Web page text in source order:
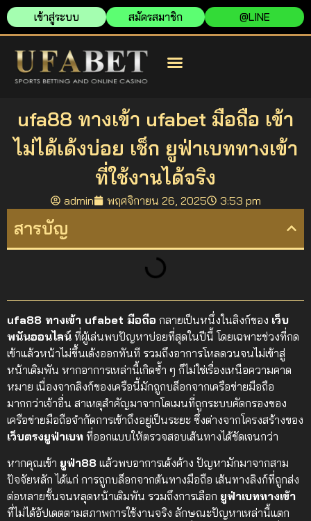
เข้าสู่ระบบ สมัครสมาชิก @LINE
ufa88 ทางเข้า ufabet มือถือ เข้า
ไม่ได้เด้งบ่อย เช็ก ยูฟ่าเบททางเข้า
ที่ใช้งานได้จริง
admin พฤศจิกายน 26, 2025 3:53 pm
สารบัญ
ufa88 ทางเข้า ufabet มือถือ กลายเป็นหนึ่งในลิงก์ของ เว็บ
พนันออนไลน์ ที่ผู้เล่นพบปัญหาบ่อยที่สุดในปีนี้ โดยเฉพาะช่วงที่กด
เข้าแล้วหน้าไม่ขึ้นเด้งออกทันที รวมถึงอาการโหลดวนจนไม่เข้าสู่
หน้าเดิมพัน หากอาการเหล่านี้เกิดซ้ำ ๆ ก็ไม่ใช่เรื่องเหนือความคาด
หมาย เนื่องจากลิงก์ของเครือนี้มักถูกบล็อกจากเครือข่ายมือถือ
มากกว่าเจ้าอื่น สาเหตุสำคัญมาจากโดเมนที่ถูกระบบคัดกรองของ
เครือข่ายมือถือจำกัดการเข้าถึงอยู่เป็นระยะ ซึ่งต่างจากโครงสร้างของ
เว็บตรงยูฟ่าเบท ที่ออกแบบให้ตรวจสอบเส้นทางได้ชัดเจนกว่า
หากคุณเข้า ยูฟ่า88 แล้วพบอาการเด้งค้าง ปัญหามักมาจากสาม
ปัจจัยหลัก ได้แก่ การถูกบล็อกจากต้นทางมือถือ เส้นทางลิงก์ที่ถูกส่ง
ต่อหลายชั้นจนหลุดหน้าเดิมพัน รวมถึงการเลือก ยูฟ่าเบททางเข้า
ที่ไม่ได้อัปเดตตามสภาพการใช้งานจริง ลักษณะปัญหาเหล่านี้แตก